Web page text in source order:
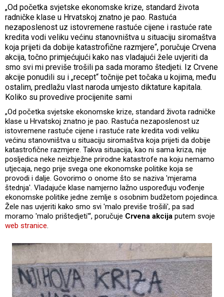
„Od početka svjetske ekonomske krize, standard života
radničke klase u Hrvatskoj znatno je pao. Rastuća
nezaposlenost uz istovremene rastuće cijene i rastuće rate
kredita vodi veliku većinu stanovništva u situaciju siromaštva
koja prijeti da dobije katastrofične razmjere“, poručuje Crvena
akcija, točno primjećujući kako nas vladajući žele uvjeriti da
smo svi mi previše trošili pa sada moramo štedjeti. Iz Crvene
akcije ponudili su i „recept“ točnije pet točaka u kojima, među
ostalim, predlažu vlast naroda umjesto diktature kapitala.
Koliko su provedive procijenite sami
„Od početka svjetske ekonomske krize, standard života radničke
klase u Hrvatskoj znatno je pao. Rastuća nezaposlenost uz
istovremene rastuće cijene i rastuće rate kredita vodi veliku
većinu stanovništva u situaciju siromaštva koja prijeti da dobije
katastrofične razmjere. Takva situacija, kao ni sama kriza, nije
posljedica neke neizbježne prirodne katastrofe na koju nemamo
utjecaja, nego prije svega one ekonomske politike koja se
provodi i dalje. Govorimo o onome što se naziva 'mjerama
štednja'. Vladajuće klase namjerno lažno uspoređuju vođenje
ekonomske politike jedne zemlje s osobnim budžetom pojedinca.
Žele nas uvjeriti kako smo svi 'malo previše trošili', pa sad
moramo 'malo prištedjeti'“, poručuje Crvena akcija putem svoje
web stranice.